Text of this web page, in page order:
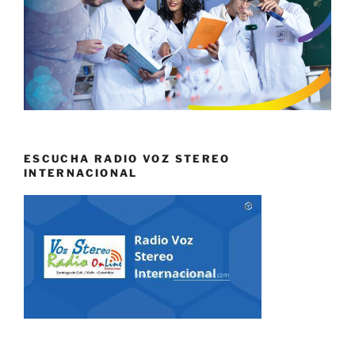
ESCUCHA RADIO VOZ STEREO
INTERNACIONAL